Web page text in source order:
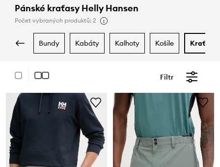
Pánské kraťasy Helly Hansen
Počet vybraných produktů: 2
bundy kabáty kalhoty košile kraťasy
Filtr